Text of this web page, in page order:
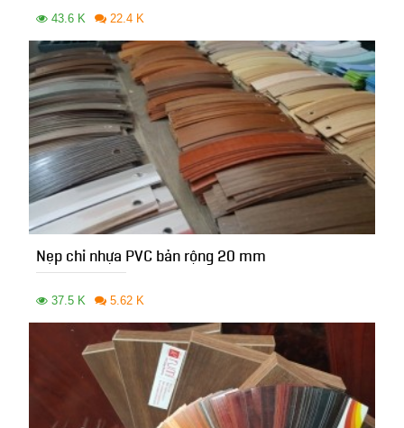
43.6 K 22.4 K
Nẹp chỉ nhựa PVC bản rộng 20 mm
37.5 K 5.62 K